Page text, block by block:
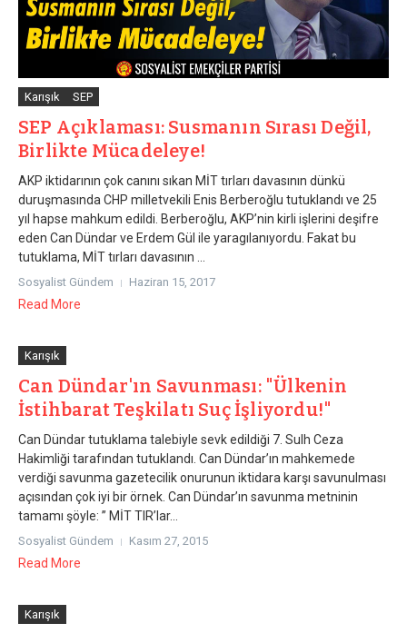
Karışık SEP
SEP Açıklaması: Susmanın Sırası Değil,
Birlikte Mücadeleye!
AKP iktidarının çok canını sıkan MİT tırları davasının dünkü
duruşmasında CHP milletvekili Enis Berberoğlu tutuklandı ve 25
yıl hapse mahkum edildi. Berberoğlu, AKP’nin kirli işlerini deşifre
eden Can Dündar ve Erdem Gül ile yaragılanıyordu. Fakat bu
tutuklama, MİT tırları davasının ...
Sosyalist Gündem Haziran 15, 2017
Read More
Karışık
Can Dündar'ın Savunması: "Ülkenin
İstihbarat Teşkilatı Suç İşliyordu!"
Can Dündar tutuklama talebiyle sevk edildiği 7. Sulh Ceza
Hakimliği tarafından tutuklandı. Can Dündar’ın mahkemede
verdiği savunma gazetecilik onurunun iktidara karşı savunulması
açısından çok iyi bir örnek. Can Dündar’ın savunma metninin
tamamı şöyle: ” MİT TIR’lar...
Sosyalist Gündem Kasım 27, 2015
Read More
Karışık